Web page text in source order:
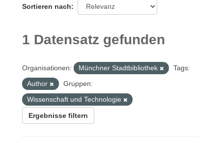
Sortieren nach
1 Datensatz gefunden
Organisationen: Münchner Stadtbibliothek
Tags:
Author
Gruppen:
Wissenschaft und Technologie
Ergebnisse filtern